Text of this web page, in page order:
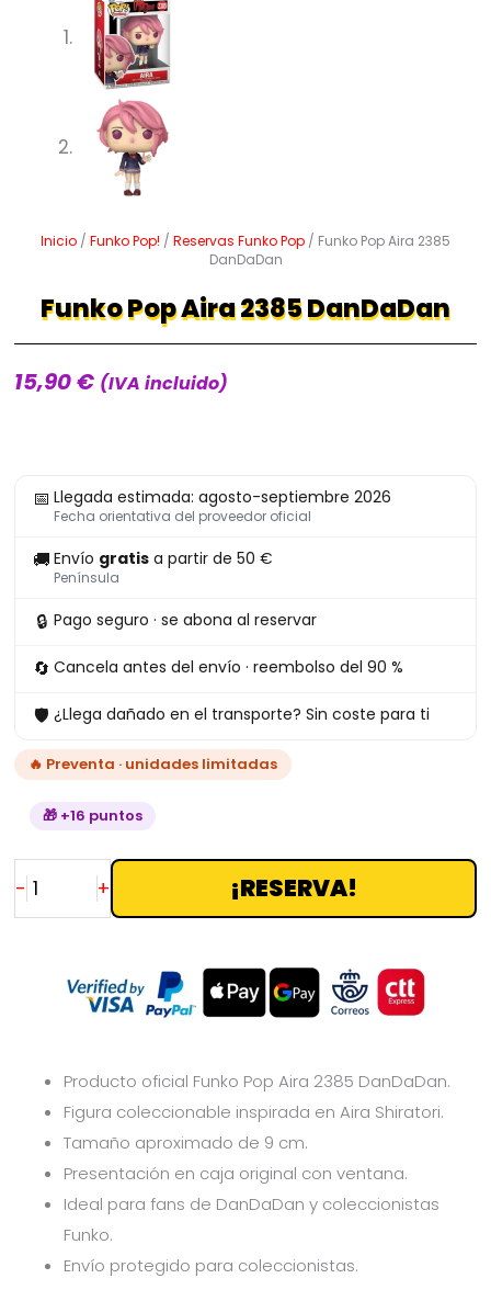
Inicio / Funko Pop! / Reservas Funko Pop / Funko Pop Aira 2385
DanDaDan
Funko Pop Aira 2385 DanDaDan
15,90€ (IVA incluido)
📅 Llegada estimada: agosto-septiembre 2026
Fecha orientativa del proveedor oficial
🚚 Envío gratis a partir de 50 €
Península
🔒 Pago seguro · se abona al reservar
🔄 Cancela antes del envío · reembolso del 90 %
🛡 ¿Llega dañado en el transporte? Sin coste para ti
🔥 Preventa · unidades limitadas
🎁 +16 puntos
-
Pop
2385
cantidad
+ ¡RESERVA!
Producto oficial Funko Pop Aira 2385 DanDaDan.
Figura coleccionable inspirada en Aira Shiratori.
Tamaño aproximado de 9 cm.
Presentación en caja original con ventana.
Ideal para fans de DanDaDan y coleccionistas
Funko.
Envío protegido para coleccionistas.